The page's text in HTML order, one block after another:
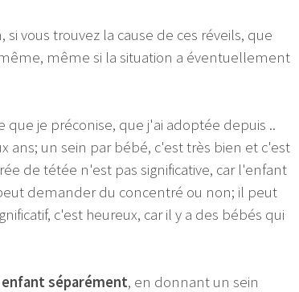
vous trouvez la cause de ces réveils, que
même si la situation a éventuellement
je préconise, que j'ai adoptée depuis ..
un sein par bébé, c'est très bien et c'est
de tétée n'est pas significative, car l'enfant
demander du concentré ou non; il peut
c'est heureux, car il y a des bébés qui
séparément, en donnant un sein